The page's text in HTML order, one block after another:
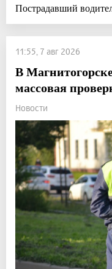
Пострадавший
11:55, 7 авг 2026
В
массовая
Новости